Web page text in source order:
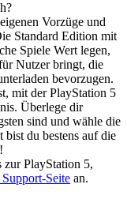
Vorzüge und
Standard Edition mit
Spiele Wert legen,
Nutzer bringt, die
bevorzugen.
mit der PlayStation 5
Überlege dir
sind und wähle die
du bestens auf die
PlayStation 5,
Seite an.